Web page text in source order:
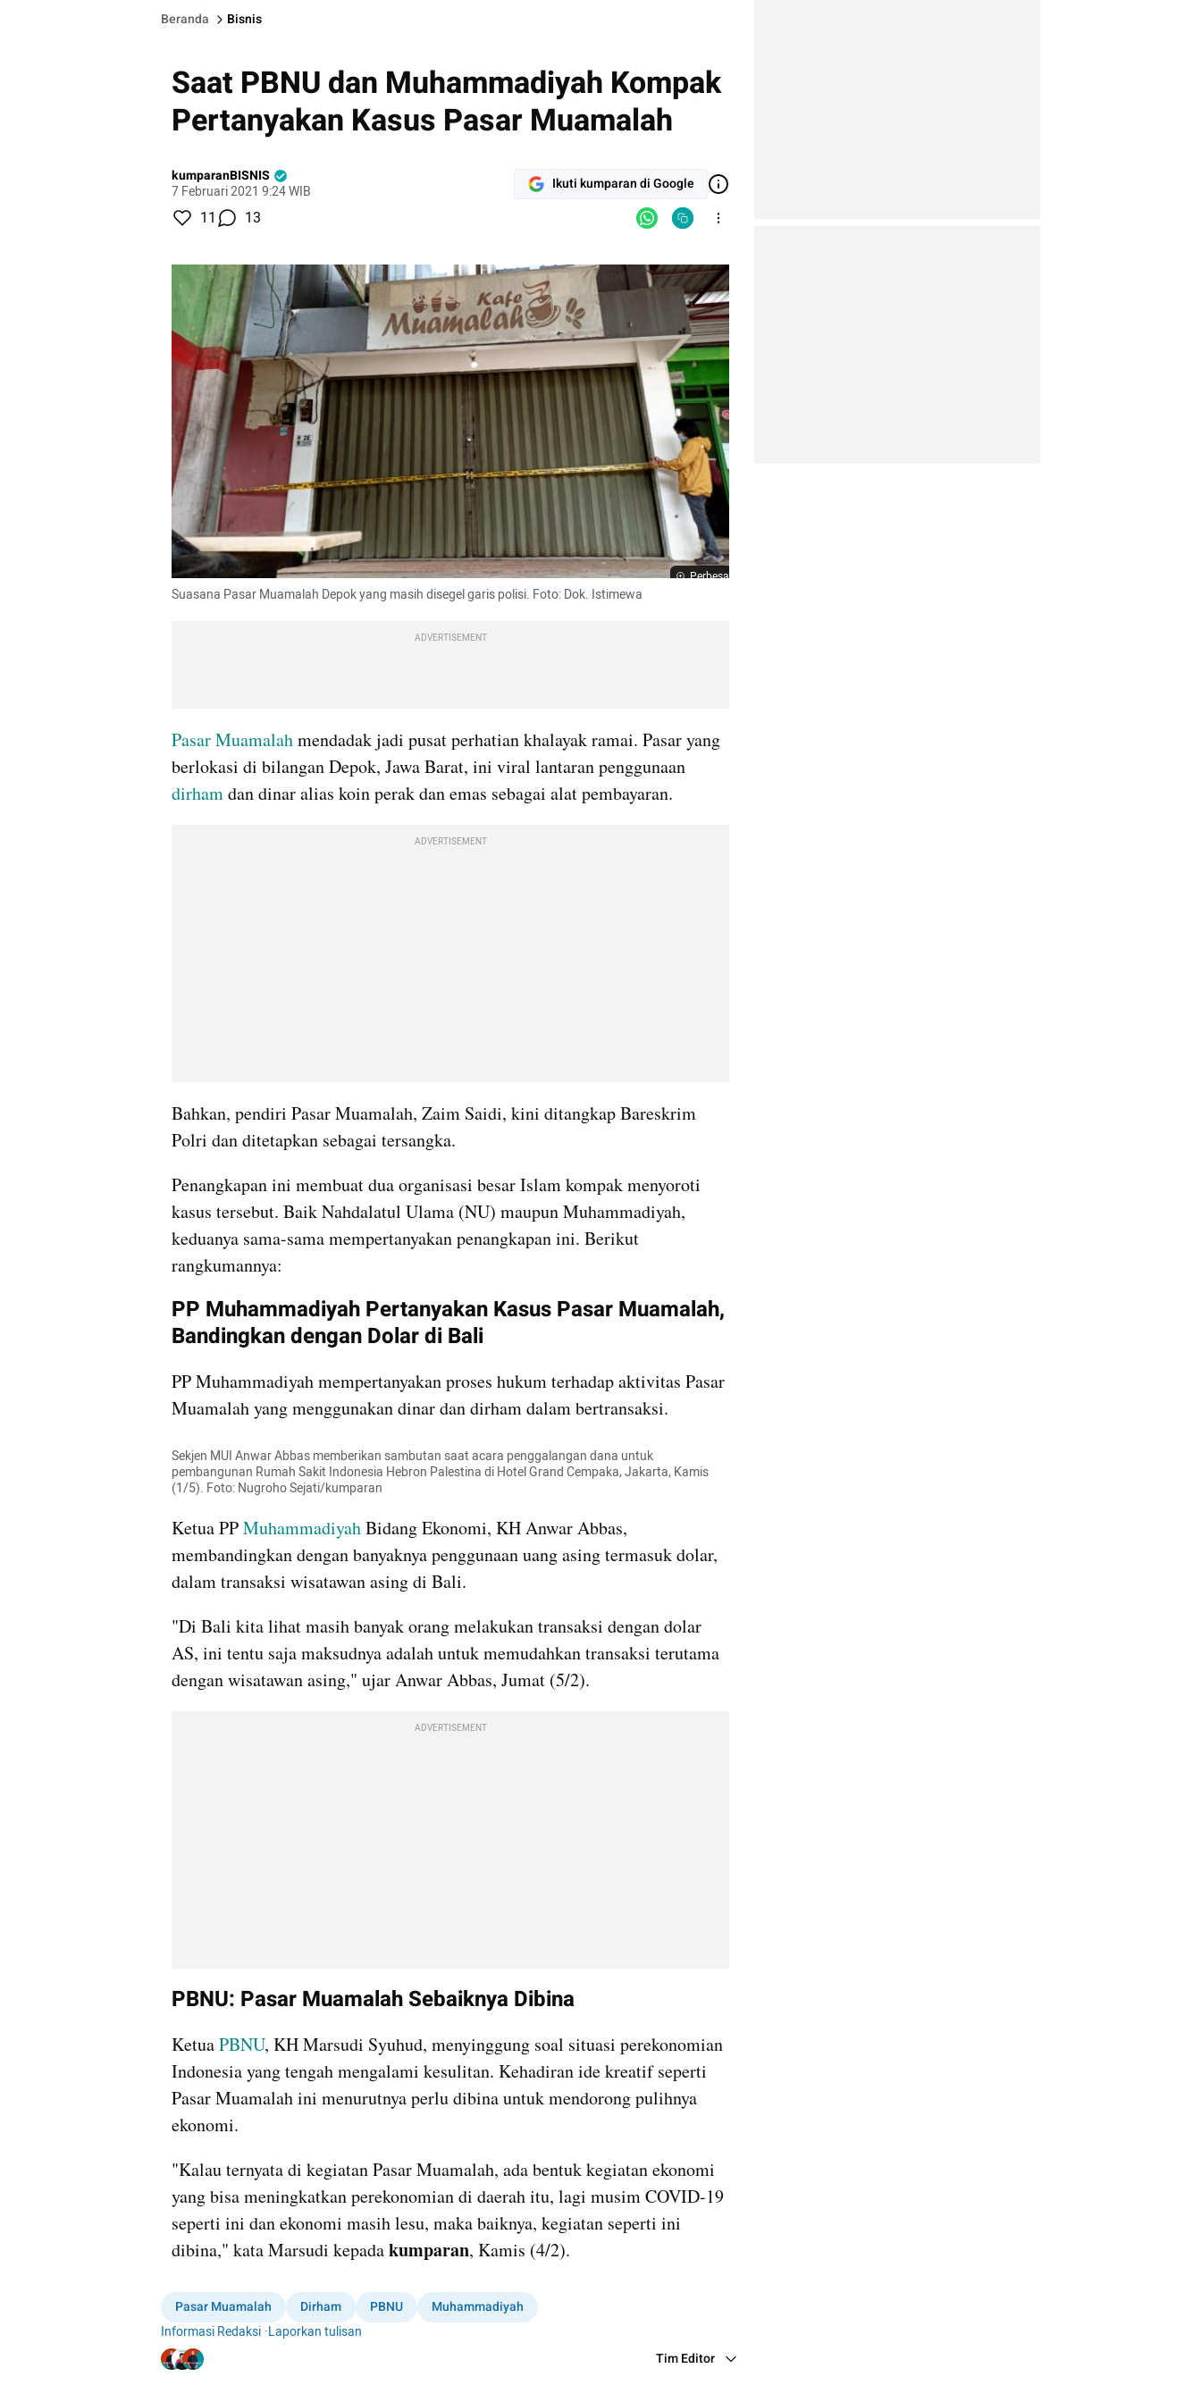
Beranda Bisnis
Saat PBNU dan Muhammadiyah Kompak
Pertanyakan Kasus Pasar Muamalah
kumparanBISNIS
7 Februari 2021 9:24 WIB
Ikuti kumparan di Google
11 13
Perbesar
Suasana Pasar Muamalah Depok yang masih disegel garis polisi. Foto: Dok. Istimewa
ADVERTISEMENT
Pasar Muamalah mendadak jadi pusat perhatian khalayak ramai. Pasar yang
dirham dan dinar alias koin perak dan emas sebagai alat pembayaran.
ADVERTISEMENT
Bahkan, pendiri Pasar Muamalah, Zaim Saidi, kini ditangkap Bareskrim
Polri dan ditetapkan sebagai tersangka.
Penangkapan ini membuat dua organisasi besar Islam kompak menyoroti
kasus tersebut. Baik Nahdalatul Ulama (NU) maupun Muhammadiyah,
keduanya sama-sama mempertanyakan penangkapan ini. Berikut
rangkumannya:
PP Muhammadiyah Pertanyakan Kasus Pasar Muamalah,
Bandingkan dengan Dolar di Bali
PP Muhammadiyah mempertanyakan proses hukum terhadap aktivitas Pasar
Muamalah yang menggunakan dinar dan dirham dalam bertransaksi.
Sekjen MUI Anwar Abbas memberikan sambutan saat acara penggalangan dana untuk
pembangunan Rumah Sakit Indonesia Hebron Palestina di Hotel Grand Cempaka, Jakarta, Kamis
(1/5). Foto: Nugroho Sejati/kumparan
Ketua PP Muhammadiyah Bidang Ekonomi, KH Anwar Abbas,
membandingkan dengan banyaknya penggunaan uang asing termasuk dolar,
dalam transaksi wisatawan asing di Bali.
"Di Bali kita lihat masih banyak orang melakukan transaksi dengan dolar
AS, ini tentu saja maksudnya adalah untuk memudahkan transaksi terutama
dengan wisatawan asing," ujar Anwar Abbas, Jumat (5/2).
ADVERTISEMENT
PBNU: Pasar Muamalah Sebaiknya Dibina
Ketua PBNU, KH Marsudi Syuhud, menyinggung soal situasi perekonomian
Indonesia yang tengah mengalami kesulitan. Kehadiran ide kreatif seperti
Pasar Muamalah ini menurutnya perlu dibina untuk mendorong pulihnya
ekonomi.
"Kalau ternyata di kegiatan Pasar Muamalah, ada bentuk kegiatan ekonomi
yang bisa meningkatkan perekonomian di daerah itu, lagi musim COVID-19
seperti ini dan ekonomi masih lesu, maka baiknya, kegiatan seperti ini
dibina," kata Marsudi kepada kumparan, Kamis (4/2).
Pasar Muamalah Dirham PBNU
Muhammadiyah
Informasi Redaksi ·Laporkan tulisan
Tim Editor